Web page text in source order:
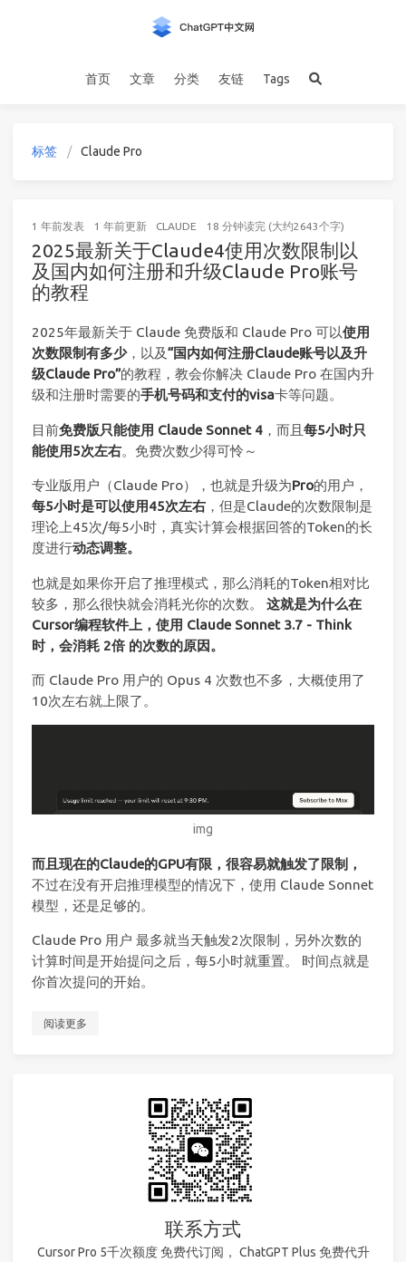
首页 文章 分类 友链 Tags
标签 Claude Pro
1 年前发表 1 年前更新 CLAUDE 18 分钟读完 (大约2643个字)
2025最新关于Claude4使用次数限制以
及国内如何注册和升级Claude Pro账号
的教程
2025年最新关于 Claude 免费版和 Claude Pro 可以使用
次数限制有多少，以及“国内如何注册Claude账号以及升
级Claude Pro”的教程，教会你解决 Claude Pro 在国内升
级和注册时需要的手机号码和支付的visa卡等问题。
目前免费版只能使用 Claude Sonnet 4 ，而且 每5小时只
能使用5次左右。免费次数少得可怜～
专业版用户（Claude Pro），也就是升级为Pro的用户，
每5小时是可以使用45次左右 ，但是Claude的次数限制是
理论上45次/每5小时，真实计算会根据回答的Token的长
度进行动态调整。
也就是如果你开启了推理模式，那么消耗的Token相对比
较多，那么很快就会消耗光你的次数。 这就是为什么在
Cursor编程软件上，使用 Claude Sonnet 3.7 - Think
时，会消耗 2倍 的次数的原因。
而 Claude Pro 用户的 Opus 4 次数也不多，大概使用了
10次左右就上限了。
img
而且现在的Claude的GPU有限，很容易就触发了限制，
不过在没有开启推理模型的情况下，使用 Claude Sonnet
模型，还是足够的。
Claude Pro 用户 最多就当天触发2次限制，另外次数的
计算时间是开始提问之后，每5小时就重置。 时间点就是
你首次提问的开始。
阅读更多
联系方式
Cursor Pro 5千次额度 免费代订阅， ChatGPT Plus 免费代升